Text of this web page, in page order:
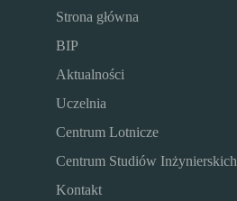
Strona główna
BIP
Aktualności
Uczelnia
Centrum Lotnicze
Centrum Studiów Inżynierskich
Kontakt